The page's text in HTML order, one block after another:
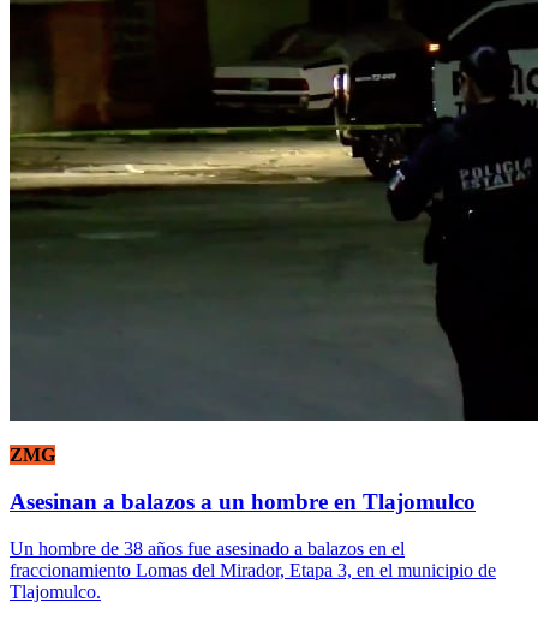
ZMG
Asesinan a balazos a un hombre en Tlajomulco
Un hombre de 38 años fue asesinado a balazos en el
fraccionamiento Lomas del Mirador, Etapa 3, en el municipio de
Tlajomulco.